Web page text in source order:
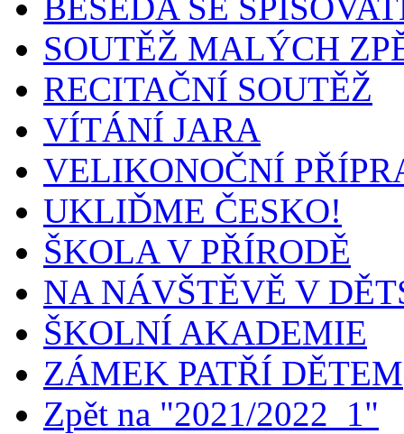
SOUTĚŽ MALÝCH
RECITAČNÍ SOUTĚŽ
VÍTÁNÍ JARA
VELIKONOČNÍ
UKLIĎME ČESKO!
ŠKOLA V PŘÍRODĚ
NA NÁVŠTĚVĚ V
ŠKOLNÍ AKADEMIE
ZÁMEK PATŘÍ DĚTEM
Zpět na "2021/2022_1"